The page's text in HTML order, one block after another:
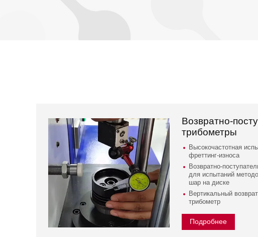
Возвратно-
трибометры
Высокочастотная
фреттинг-износа
Возвратно-
для испытаний
шар на диске
Вертикальный
трибометр
Подробнее